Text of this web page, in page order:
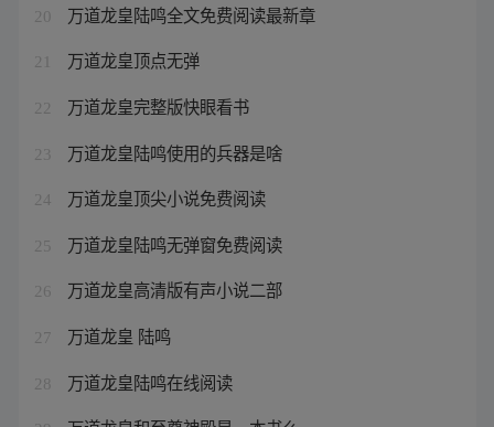
20 万道龙皇陆鸣全文免费阅读最新章
21 万道龙皇顶点无弹
22 万道龙皇完整版快眼看书
23 万道龙皇陆鸣使用的兵器是啥
24 万道龙皇顶尖小说免费阅读
25 万道龙皇陆鸣无弹窗免费阅读
26 万道龙皇高清版有声小说二部
27 万道龙皇 陆鸣
28 万道龙皇陆鸣在线阅读